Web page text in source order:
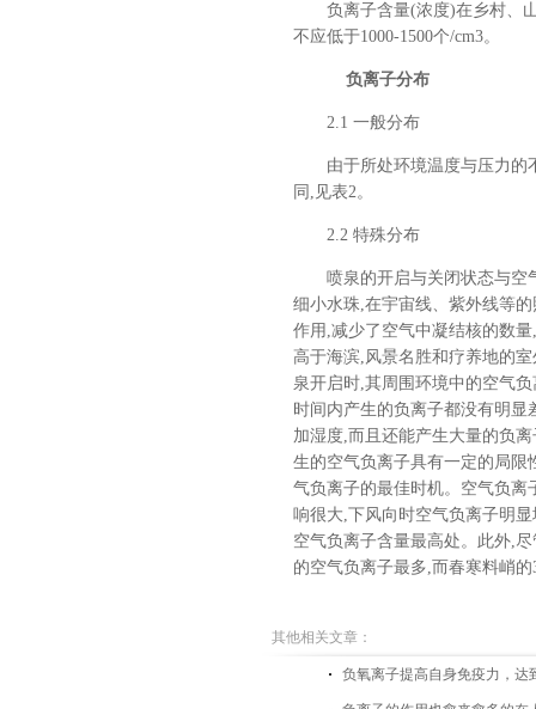
负离子含量(浓度)在乡村、
不应低于1000-1500个/cm3。
负离子分布
2.1 一般分布
由于所处环境温度与压力的
同,见表2。
2.2 特殊分布
喷泉的开启与关闭状态与空
细小水珠,在宇宙线、紫外线等
作用,减少了空气中凝结核的数
高于海滨,风景名胜和疗养地的
泉开启时,其周围环境中的空气
时间内产生的负离子都没有明
加湿度,而且还能产生大量的负
生的空气负离子具有一定的局限
气负离子的最佳时机。空气负离
响很大,下风向时空气负离子明
空气负离子含量最高处。此外,
的空气负离子最多,而春寒料峭
其他相关文章：
负氧离子提高自身免疫力，达